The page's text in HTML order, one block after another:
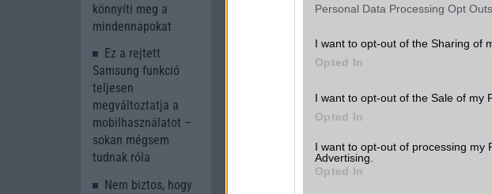
Personal Data Processing Opt Outs
I want to opt-out of the Sharing of
Opted In
I want to opt-out of the Sale of my
Opted In
I want to opt-out of processing my
Advertising.
Opted In
Apple iPhone 17e
könnyíti meg a
mindennapokat
Ez a rejtett
Samsung funkció
teljesen
megváltoztatja a
mobilhasználatot –
sokan mégsem
tudnak róla
Nem biztos, hogy